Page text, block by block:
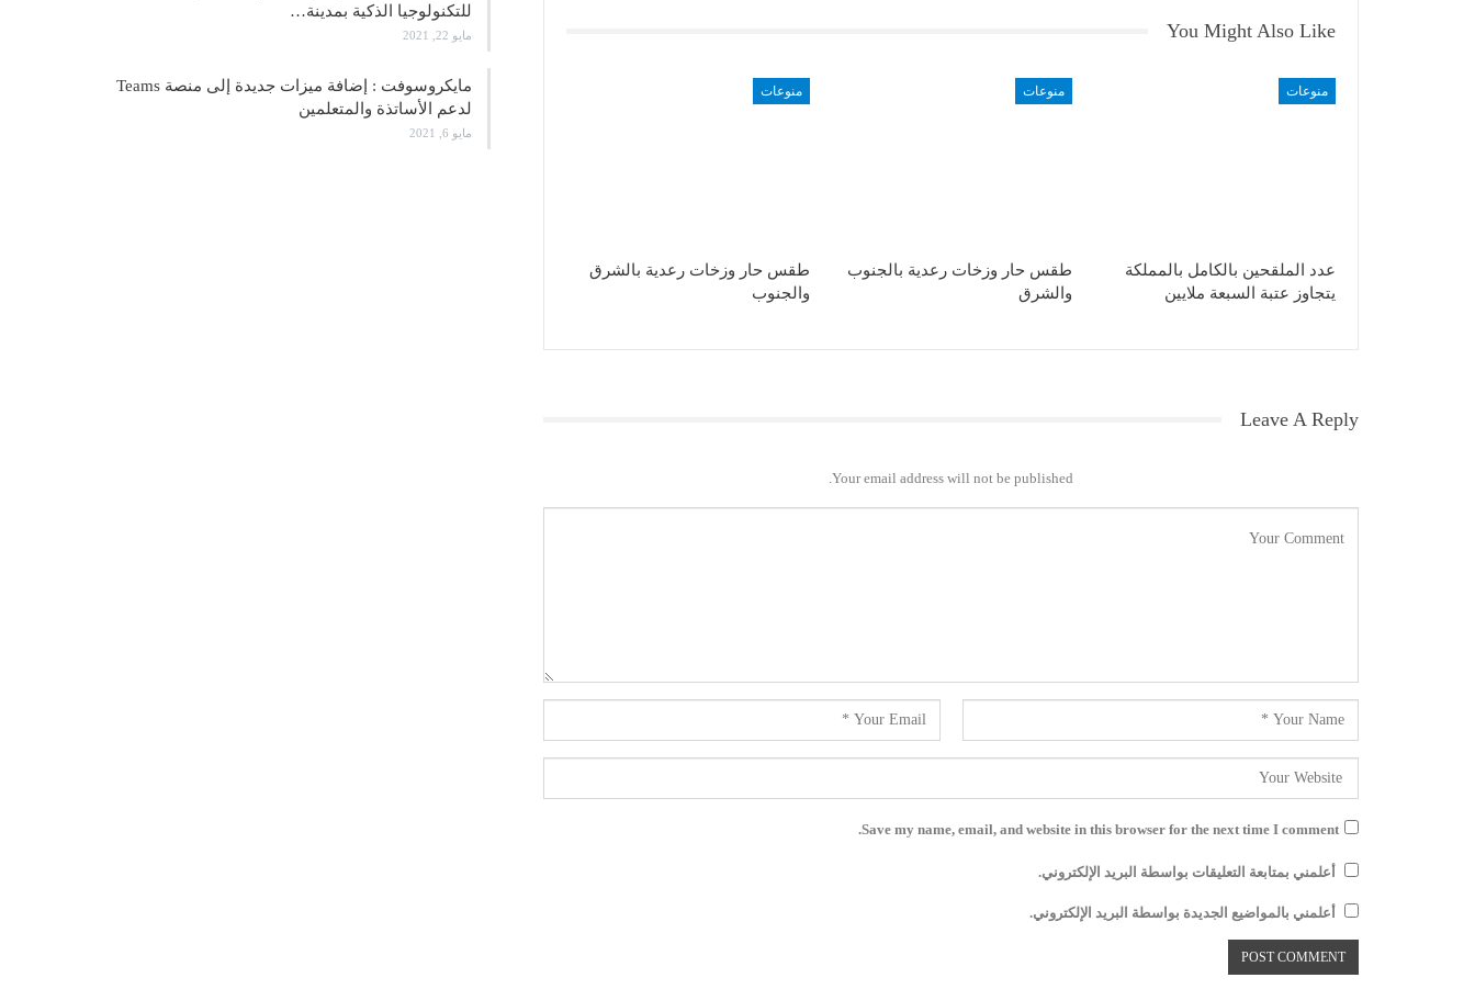
You Might Also Like
منوعات
عدد الملقحين بالكامل بالمملكة
يتجاوز عتبة السبعة ملايين
منوعات
طقس حار وزخات رعدية بالجنوب
والشرق
منوعات
طقس حار وزخات رعدية بالشرق
والجنوب
Leave A Reply
Your email address will not be published.
Save my name, email, and website in this browser for the next time I comment.
أعلمني بمتابعة التعليقات بواسطة البريد الإلكتروني.
أعلمني بالمواضيع الجديدة بواسطة البريد الإلكتروني.
للتكنولوجيا الذكية بمدينة…
مايو 22, 2021
مايكروسوفت : إضافة ميزات جديدة إلى منصة Teams
لدعم الأساتذة والمتعلمين
مايو 6, 2021